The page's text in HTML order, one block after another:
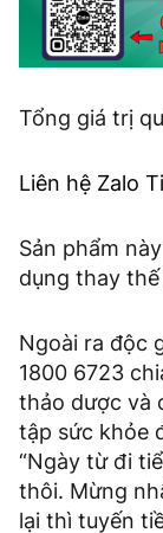
Tổng giá trị
Liên hệ Zalo
Sản phẩm
dụng thay
Ngoài ra độc
1800 6723
thảo dược và
tập sức khỏe
“Ngày từ đi
thôi. Mừng
lại thì tuyến